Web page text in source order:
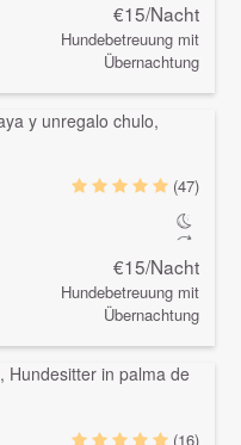
€15/Nacht
Hundebetreuung mit
Übernachtung
(47)
€15/Nacht
Hundebetreuung mit
Übernachtung
(16)